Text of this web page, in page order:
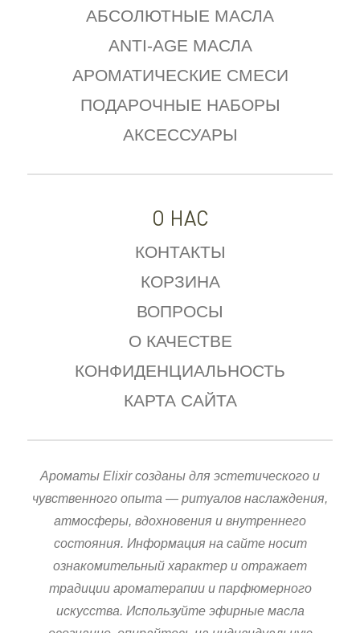
АБСОЛЮТНЫЕ МАСЛА
ANTI-AGE МАСЛА
АРОМАТИЧЕСКИЕ СМЕСИ
ПОДАРОЧНЫЕ НАБОРЫ
АКСЕССУАРЫ
О НАС
КОНТАКТЫ
КОРЗИНА
ВОПРОСЫ
О КАЧЕСТВЕ
КОНФИДЕНЦИАЛЬНОСТЬ
КАРТА САЙТА
Ароматы Elixir созданы для эстетического и
чувственного опыта — ритуалов наслаждения,
атмосферы, вдохновения и внутреннего
состояния. Информация на сайте носит
ознакомительный характер и отражает
традиции ароматерапии и парфюмерного
искусства. Используйте эфирные масла